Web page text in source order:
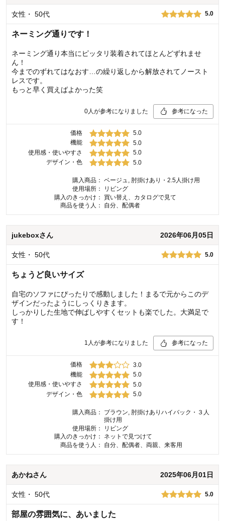
女性 ・ 50代 5.0
ネーミング通りです！
ネーミング通り本当にピッタリ装着されてほとんどずれませ
ん！
今までのずれてはなおす…の繰り返しから解放されてノースト
レスです。
もっと早く買えばよかった笑
0人が参考になりました 参考になった
価格
5.0
機能
5.0
使用感・使いやすさ
5.0
デザイン・色
5.0
購入商品： ベージュ, 肘掛けあり・2.5人掛け用
使用場所：
リビング
購入のきっかけ：
買い替え、カタログで見て
商品を使う人：
自分、配偶者
jukeboxさん 2026年06月05日
女性 ・ 50代 5.0
ちょうど良いサイズ
自宅のソファにぴったりで感動しました！まるで元からこのデ
ザインだったようにしっくりきます。
しっかりした生地で伸ばしやすくセットも楽でした。大満足で
す！
1 人が参考になりました 参考になった
価格
3.0
機能
5.0
使用感・使いやすさ
5.0
デザイン・色
5.0
購入商品：
ブラウン, 肘掛けありハイバック・３人
掛け用
使用場所：
リビング
購入のきっかけ：
ネットで見つけて
商品を使う人：
自分、配偶者、両親、来客用
あかねさん 2025年06月01日
女性 ・ 50代 5.0
部屋の雰囲気に、あいました